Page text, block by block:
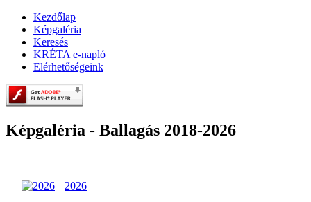
Kezdőlap
Képgaléria
Keresés
KRÉTA e-napló
Elérhetőségeink
Képgaléria - Ballagás 2018-2026
2026